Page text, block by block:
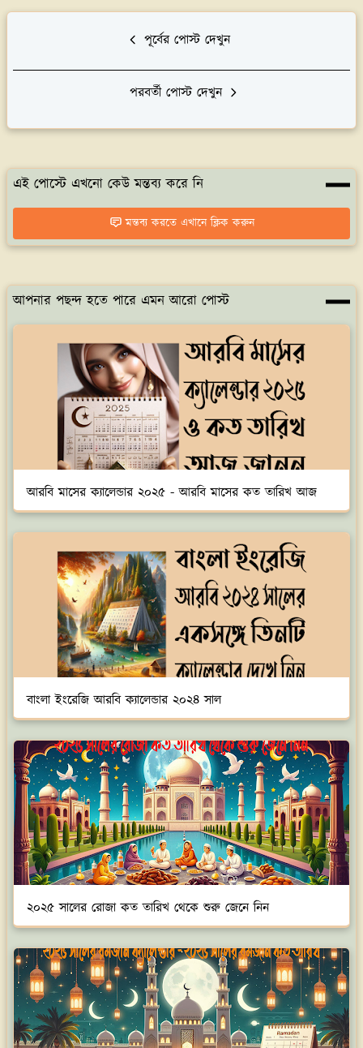
পূর্বের পোস্ট দেখুন
পরবর্তী পোস্ট দেখুন
এই পোস্টে এখনো কেউ মন্তব্য করে নি
মন্তব্য করতে এখানে ক্লিক করুন
আপনার পছন্দ হতে পারে এমন আরো পোস্ট
আরবি মাসের ক্যালেন্ডার ২০২৫ - আরবি মাসের কত তারিখ আজ
বাংলা ইংরেজি আরবি ক্যালেন্ডার ২০২৪ সাল
২০২৫ সালের রোজা কত তারিখ থেকে শুরু জেনে নিন